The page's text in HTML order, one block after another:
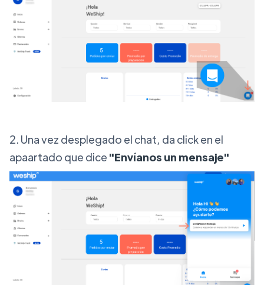
2. Una vez desplegado el chat, da click en el
apaartado que dice "Envíanos un mensaje"